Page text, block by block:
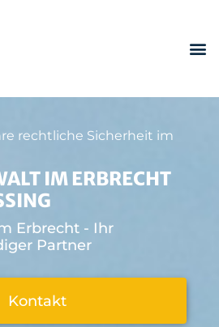
rechtliche Sicherheit im
IM ERBRECHT
Erbrecht - Ihr
Partner
Kontakt